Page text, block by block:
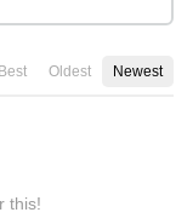
Best Oldest Newest
this!